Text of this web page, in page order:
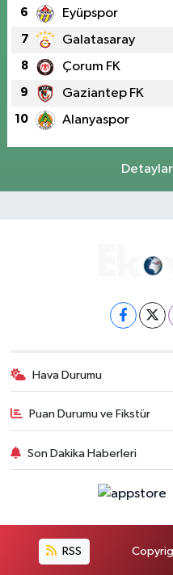
6 Eyüpspor
7 Galatasaray
8 Çorum FK
9 Gaziantep FK
10 Alanyaspor
Detaylar
Hava Durumu
Puan Durumu ve Fikstür
Son Dakika Haberleri
RSS